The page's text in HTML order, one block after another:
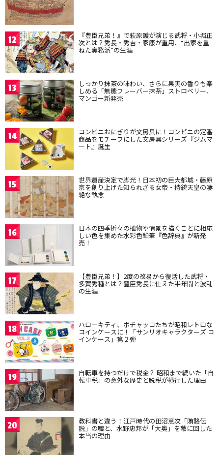
12 『豊臣兄弟！』で萩原護が演じる武将・小堀正
次とは？秀長・秀吉・家康が重用、“出家を重
ねた実務派”の生涯
13 しっかり抹茶の味わい、さらに果実の香りも楽
しめる「無糖フレーバー抹茶」ストロベリー、
マンゴー新発売
14 コンビニおにぎりが文房具に！コンビニの定番
商品をモチーフにした文房具シリーズ『ジムマ
ート』誕生
15 世界遺産決定で脚光！日本初の巨大都城・藤原
京を創り上げた知られざる女帝・持統天皇の凄
絶な執念
16 日本の四季折々の植物や情景を描くことに相応
しい色を集めた水彩色鉛筆『色辞典』が新発
売！
17 【豊臣兄弟！】2度の改易から復活した武将・
多賀秀種とは？豊臣秀長に仕えた半年間と波乱
の生涯
18 ハローキティ、ポチャッコたちが昭和レトロな
コインケースに！「サンリオキャラクターズ コ
インケース」第２弾
19 自転車を持つだけで税金？ 昭和まで続いた「自
転車税」の意外な歴史と脱税が横行した理由
20 教科書と違う！江戸時代の田沼意次「賄賂伝
説」の嘘と、水野忠邦が「大奥」を敵に回した
本当の理由